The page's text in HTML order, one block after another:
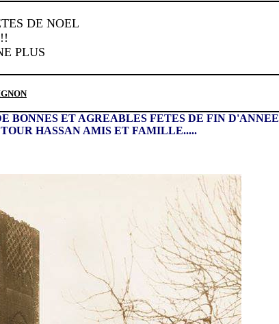
DE NOEL
PLUS
BONNES ET AGREABLES FETES DE FIN D'ANNEE
HASSAN AMIS ET FAMILLE.....